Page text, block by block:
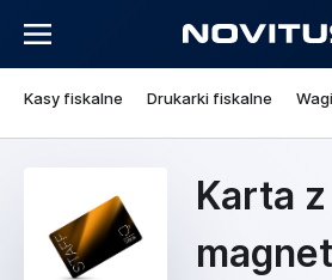
Kasy fiskalne Drukarki fiskalne
Karta